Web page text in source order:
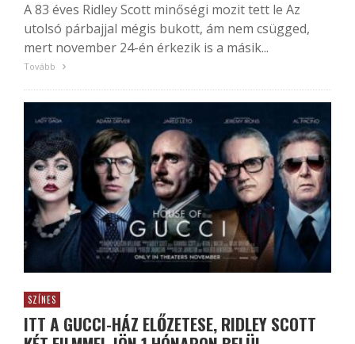
A 83 éves Ridley Scott minőségi mozit tett le Az
utolsó párbajjal mégis bukott, ám nem csügged,
mert november 24-én érkezik is a másik...
Tovább
SZÍNES
ITT A GUCCI-HÁZ ELŐZETESE, RIDLEY SCOTT